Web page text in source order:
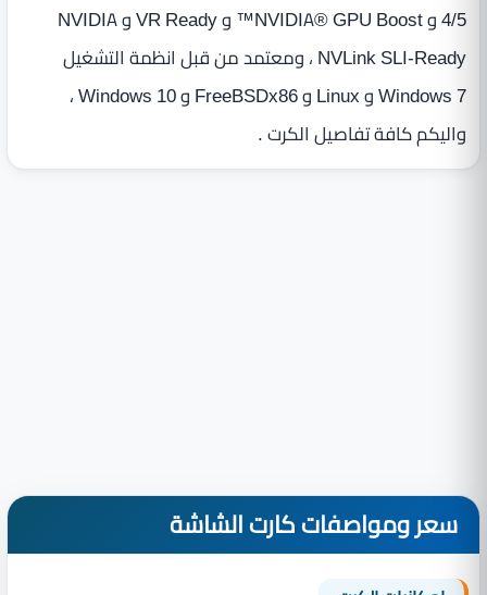
4/5 و NVIDIA® GPU Boost™ و VR Ready و NVIDIA
NVLink SLI-Ready ، ومعتمد من قبل انظمة التشغيل
Windows 7 و Linux و FreeBSDx86 و Windows 10 ،
واليكم كافة تفاصيل الكرت .
سعر ومواصفات كارت الشاشة